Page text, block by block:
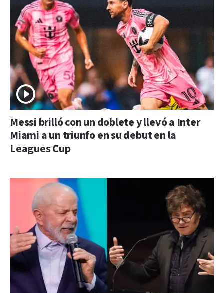
Messi brilló con un doblete y llevó a Inter
Miami a un triunfo en su debut en la
Leagues Cup